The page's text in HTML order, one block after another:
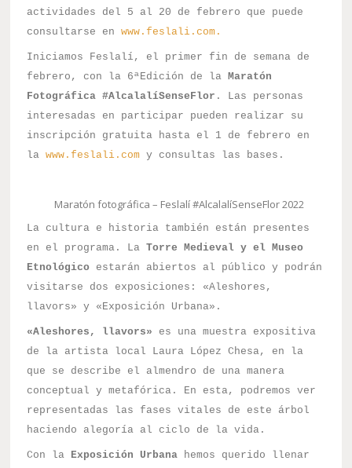
actividades del 5 al 20 de febrero que puede
consultarse enwww.feslali.com.
Iniciamos Feslalí, el primer fin de semana de
febrero, con la 6ªEdición de laMaratón
Fotográfica #AlcalalíSenseFlor . Las personas
interesadas en participar pueden realizar su
inscripción gratuita hasta el 1 de febrero en
lawww.feslali.comy consultas las bases.
Maratón fotográfica – Feslalí #AlcalalíSenseFlor 2022
La cultura e historia también están presentes
en el programa. La Torre Medieval y el Museo
Etnológico estarán abiertos al público y podrán
visitarse dos exposiciones: «Aleshores,
llavors» y «Exposición Urbana».
«Aleshores, llavors» es una muestra expositiva
de la artista local Laura López Chesa, en la
que se describe el almendro de una manera
conceptual y metafórica. En esta, podremos ver
representadas las fases vitales de este árbol
haciendo alegoría al ciclo de la vida.
Con la Exposición Urbana hemos querido llenar